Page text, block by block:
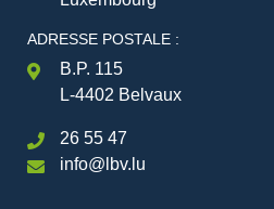
ADRESSE POSTALE :
B.P. 115
L-4402 Belvaux
26 55 47
info@lbv.lu